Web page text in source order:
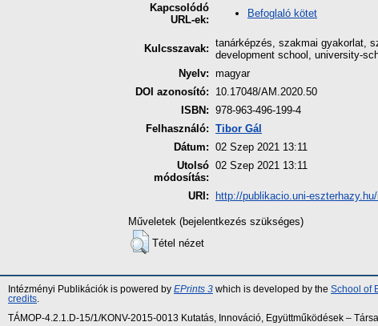
Kapcsolódó
URL-ek:
Befoglaló kötet
Kulcsszavak: tanárképzés, szakmai gyakorlat,
development school, university-
Nyelv: magyar
DOI azonosító:
10.17048/AM.2020.50
ISBN: 978-963-496-199-4
Felhasználó: Tibor Gál
Dátum: 02 Szep 2021 13:11
Utolsó
módosítás:
02 Szep 2021 13:11
URI: http://publikacio.uni-
Műveletek (bejelentkezés szükséges)
Tétel nézet
Intézményi Publikációk is powered by EPrints 3 which is developed by the School of
credits.
TÁMOP-4.2.1.D-15/1/KONV-2015-0013 Kutatás, Innováció, Együttműködések –